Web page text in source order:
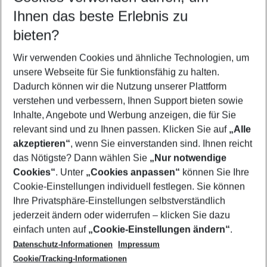
Reisezeitraum wählen
09.08.26– 07.08.27 5-8 Nächte
2 Erwachsene Keine Kinder
Mehr Filter anzeigen
Footer
Footer navigation
Über uns
AGB
Cookie-Einstellungen ändern
Cookie-Richtlinie
Datenschutz
Service & Hilfe
Barrierefreies Reisen
Check-in
Folgen Sie uns
Ihnen das beste Erlebnis zu
bieten?
Wir verwenden Cookies und ähnliche Technologien, um
unsere Webseite für Sie funktionsfähig zu halten.
Dadurch können wir die Nutzung unserer Plattform
verstehen und verbessern, Ihnen Support bieten sowie
Inhalte, Angebote und Werbung anzeigen, die für Sie
relevant sind und zu Ihnen passen. Klicken Sie auf „Alle
akzeptieren“, wenn Sie einverstanden sind. Ihnen reicht
das Nötigste? Dann wählen Sie „Nur notwendige
Cookies“. Unter „Cookies anpassen“ können Sie Ihre
Cookie-Einstellungen individuell festlegen. Sie können
Ihre Privatsphäre-Einstellungen selbstverständlich
jederzeit ändern oder widerrufen – klicken Sie dazu
einfach unten auf „Cookie-Einstellungen ändern“.
Datenschutz-Informationen
Impressum
Cookie/Tracking-Informationen